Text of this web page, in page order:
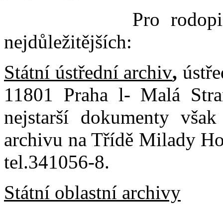
Pro rodopis
nejdůležitějších:
Státní ústřední archiv,
11801 Praha l- Malá
nejstarší dokumenty
archivu na Třídě Milady
tel.341056-8.
Státní oblastní archivy